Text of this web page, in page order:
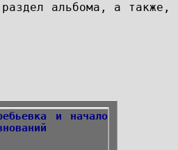
раздел альбома, а также,